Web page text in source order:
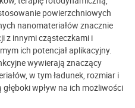
powierzchniowych
nanomateriałów znacznie
z innymi cząsteczkami i
ich potencjał aplikacyjny.
wywierają znaczący
w tym ładunek, rozmiar i
wpływ na ich możliwości